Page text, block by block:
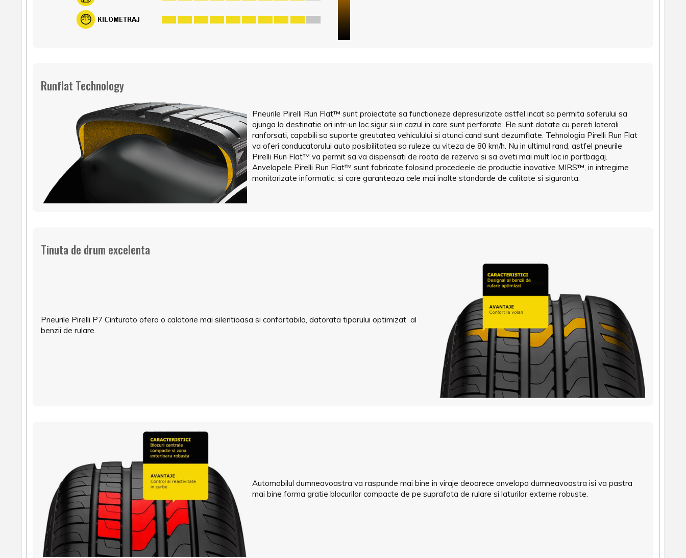
Runflat Technology
Pneurile Pirelli Run Flat™ sunt proiectate sa functioneze depresurizate astfel incat sa permita soferului sa
ajunga la destinatie ori intr-un loc sigur si in cazul in care sunt perforate. Ele sunt dotate cu pereti laterali
ranforsati, capabili sa suporte greutatea vehiculului si atunci cand sunt dezumflate. Tehnologia Pirelli Run Flat
va oferi conducatorului auto posibilitatea sa ruleze cu viteza de 80 km/h. Nu in ultimul rand, astfel pneurile
Pirelli Run Flat™ va permit sa va dispensati de roata de rezerva si sa aveti mai mult loc in portbagaj.
Anvelopele Pirelli Run Flat™ sunt fabricate folosind procedeele de productie inovative MIRS™, in intregime
monitorizate informatic, si care garanteaza cele mai inalte standarde de calitate si siguranta.
Tinuta de drum excelenta
Pneurile Pirelli P7 Cinturato ofera o calatorie mai silentioasa si confortabila, datorata tiparului optimizat al
benzii de rulare.
Automobilul dumneavoastra va raspunde mai bine in viraje deoarece anvelopa dumneavoastra isi va pastra
mai bine forma gratie blocurilor compacte de pe suprafata de rulare si laturilor externe robuste.